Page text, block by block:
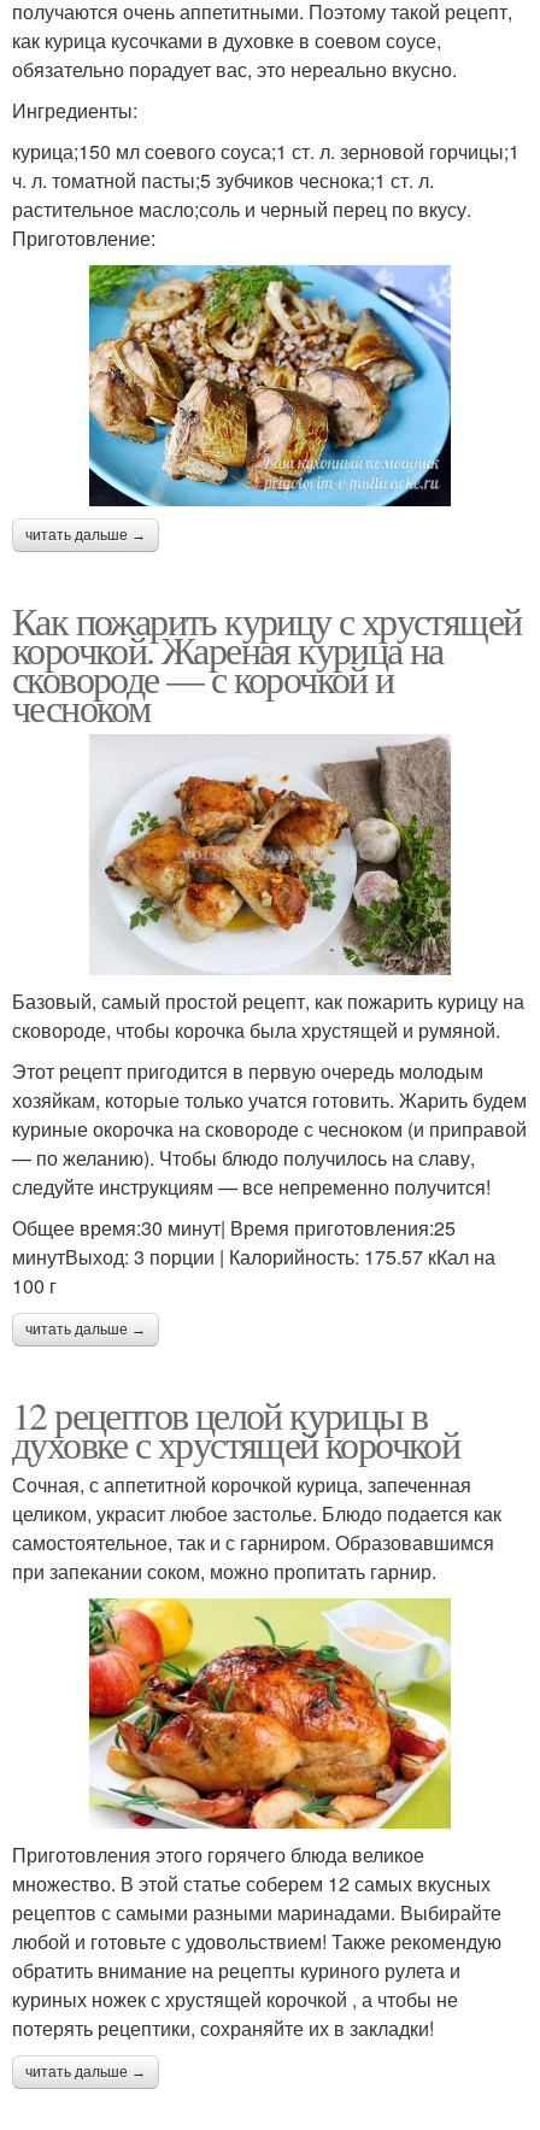
получаются очень аппетитными. Поэтому такой рецепт,
как курица кусочками в духовке в соевом соусе,
обязательно порадует вас, это нереально вкусно.
Ингредиенты:
курица;150 мл соевого соуса;1 ст. л. зерновой горчицы;1
ч. л. томатной пасты;5 зубчиков чеснока;1 ст. л.
растительное масло;соль и черный перец по вкусу.
Приготовление:
читать дальше →
Как пожарить курицу с хрустящей
корочкой. Жареная курица на
сковороде — с корочкой и
чесноком
Базовый, самый простой рецепт, как пожарить курицу на
сковороде, чтобы корочка была хрустящей и румяной.
Этот рецепт пригодится в первую очередь молодым
хозяйкам, которые только учатся готовить. Жарить будем
куриные окорочка на сковороде с чесноком (и приправой
— по желанию). Чтобы блюдо получилось на славу,
следуйте инструкциям — все непременно получится!
Общее время:30 минут| Время приготовления:25
минутВыход: 3 порции | Калорийность: 175.57 кКал на
100 г
читать дальше →
12 рецептов целой курицы в
духовке с хрустящей корочкой
Сочная, с аппетитной корочкой курица, запеченная
целиком, украсит любое застолье. Блюдо подается как
самостоятельное, так и с гарниром. Образовавшимся
при запекании соком, можно пропитать гарнир.
Приготовления этого горячего блюда великое
множество. В этой статье соберем 12 самых вкусных
рецептов с самыми разными маринадами. Выбирайте
любой и готовьте с удовольствием! Также рекомендую
обратить внимание на рецепты куриного рулета и
куриных ножек с хрустящей корочкой , а чтобы не
потерять рецептики, сохраняйте их в закладки!
читать дальше →